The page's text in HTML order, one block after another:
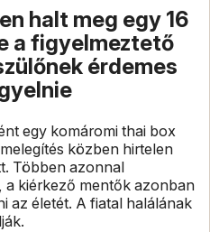
halt meg egy 16
a figyelmeztető
érdemes
egy komáromi thai box
közben hirtelen
Többen azonnal
a kiérkező mentők azonban
az életét. A fiatal halálának